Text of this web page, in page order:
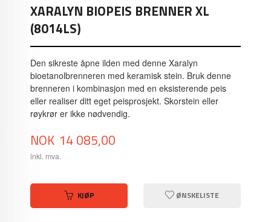
XARALYN BIOPEIS BRENNER XL
(8014LS)
Den sikreste åpne ilden med denne Xaralyn
bioetanolbrenneren med keramisk stein. Bruk denne
brenneren i kombinasjon med en eksisterende peis
eller realiser ditt eget peisprosjekt. Skorstein eller
røykrør er ikke nødvendig.
Pris
NOK 14 085,00
inkl. mva.
KJØP ØNSKELISTE